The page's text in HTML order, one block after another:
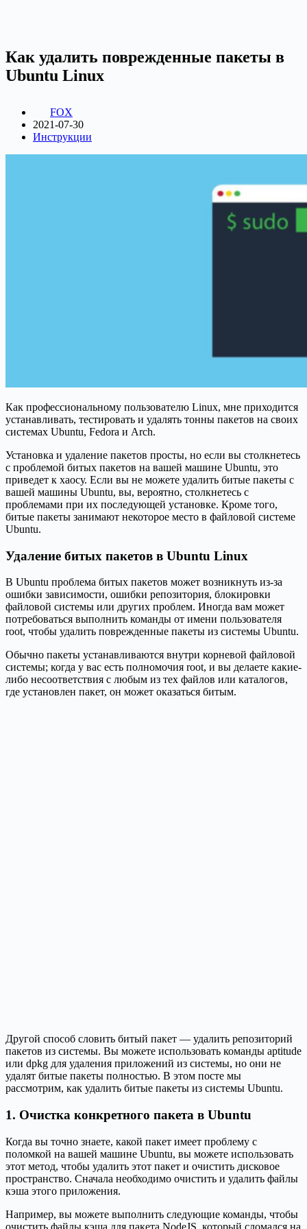
Как удалить поврежденные пакеты в
Ubuntu Linux
FOX
2021-07-30
Инструкции
Как профессиональному пользователю Linux, мне приходится
устанавливать, тестировать и удалять тонны пакетов на своих
системах Ubuntu, Fedora и Arch.
Установка и удаление пакетов просты, но если вы столкнетесь
с проблемой битых пакетов на вашей машине Ubuntu, это
приведет к хаосу. Если вы не можете удалить битые пакеты с
вашей машины Ubuntu, вы, вероятно, столкнетесь с
проблемами при их последующей установке. Кроме того,
битые пакеты занимают некоторое место в файловой системе
Ubuntu.
Удаление битых пакетов в Ubuntu Linux
В Ubuntu проблема битых пакетов может возникнуть из-за
ошибки зависимости, ошибки репозитория, блокировки
файловой системы или других проблем. Иногда вам может
потребоваться выполнить команды от имени пользователя
root, чтобы удалить поврежденные пакеты из системы Ubuntu.
Обычно пакеты устанавливаются внутри корневой файловой
системы; когда у вас есть полномочия root, и вы делаете какие-
либо несоответствия с любым из тех файлов или каталогов,
где установлен пакет, он может оказаться битым.
Другой способ словить битый пакет — удалить репозиторий
пакетов из системы. Вы можете использовать команды aptitude
или dpkg для удаления приложений из системы, но они не
удалят битые пакеты полностью. В этом посте мы
рассмотрим, как удалить битые пакеты из системы Ubuntu.
1. Очистка конкретного пакета в Ubuntu
Когда вы точно знаете, какой пакет имеет проблему с
поломкой на вашей машине Ubuntu, вы можете использовать
этот метод, чтобы удалить этот пакет и очистить дисковое
пространство. Сначала необходимо очистить и удалить файлы
кэша этого приложения.
Например, вы можете выполнить следующие команды, чтобы
очистить файлы кэша для пакета NodeJS, который сломался на